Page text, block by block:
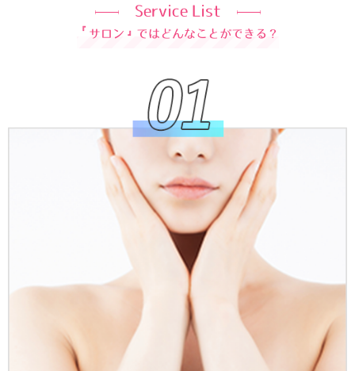
Service List
『 サロン 』 ではどんなことができる？